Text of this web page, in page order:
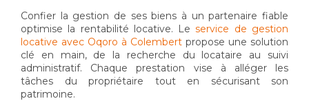
Confier la gestion de ses biens à un partenaire fiable
optimise la rentabilité locative. Leservice de gestion
locative avec Oqoro à Colembert propose une solution
clé en main, de la recherche du locataire au suivi
administratif. Chaque prestation vise à alléger les
tâches du propriétaire tout en sécurisant son
patrimoine.